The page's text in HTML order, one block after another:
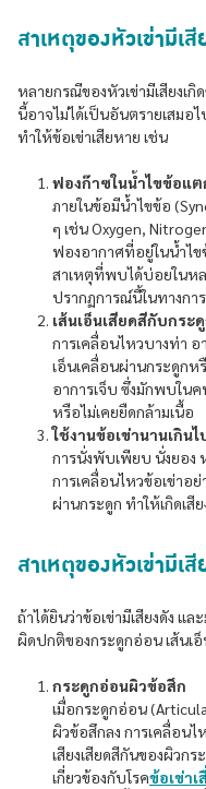
สาเหตุของหัวเข่ามีเ
หลายกรณีของหัวเข่ามีเสียงเ
นี้อาจไม่ได้เป็นอันตรายเสมอ
ทำให้ข้อเข่าเสียหาย เช่น
ฟองก๊าซในน้ำไขข้อแ
ภายในข้อมีน้ำไขข้อ
ๆ เช่น Oxygen,
ฟองอากาศที่อยู่ในน้ำไข
สาเหตุที่พบได้บ่อยในหล
ปรากฏการณ์นี้ในทางกา
เส้นเอ็นเสียดสีกับกระ
การเคลื่อนไหวบางท่า
เอ็นเคลื่อนผ่านกระดูกห
อาการเจ็บ ซึ่งมักพบในค
หรือไม่เคยยืดกล้ามเนื้อ
ใช้งานข้อเข่านานเกิน
การนั่งพับเพียบ นั่งยอง
การเคลื่อนไหวข้อเข่าอย่
ผ่านกระดูก ทำให้เกิดเสี
สาเหตุของหัวเข่ามีเ
ถ้าได้ยินว่าข้อเข่ามีเสียงดัง แล
ผิดปกติของกระดูกอ่อน เส้นเอ็
กระดูกอ่อนผิวข้อสึก
เมื่อกระดูกอ่อน
ผิวข้อสึกลง การเคลื่อนไ
เสียงเสียดสีกันของผิวก
เกี่ยวข้องกับโรคข้อเข่าเ